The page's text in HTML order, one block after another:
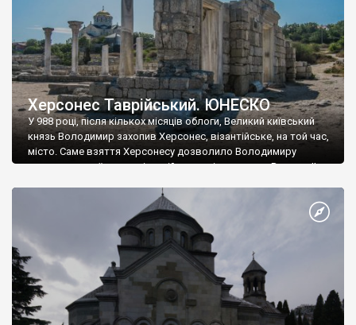
Херсонес Таврійський. ЮНЕСКО
У 988 році, після кількох місяців облоги, Великий київський
князь Володимир захопив Херсонес, візантійське, на той час,
місто. Саме взяття Херсонесу дозволило Володимиру
диктувати свої умови візантійському імператору Василю ІІ, та
Херсонесі Володимир-язичник, став Василем-християнином.
А потім було Хрещення Русі. На честь Херсонесу Таврійського